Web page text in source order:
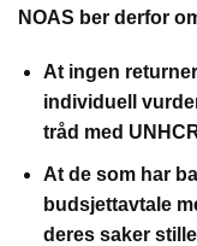
NOAS ber derfor
At ingen
individuell
tråd med
At de som har
budsjettavtale
deres saker